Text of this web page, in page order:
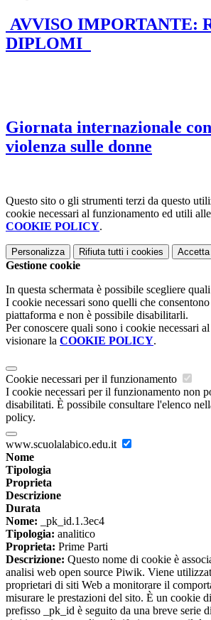
AVVISO IMPORTANTE:
DIPLOMI
Giornata internazionale
violenza sulle donne
Questo sito o gli strumenti terzi da questo
cookie necessari al funzionamento ed utili
COOKIE POLICY.
Personalizza Rifiuta tutti i cookies
Gestione cookie
In questa schermata è possibile scegliere
I cookie necessari sono quelli che
piattaforma e non è possibile disabilitarli.
Per conoscere quali sono i cookie necessari
visionare la COOKIE POLICY.
Cookie necessari per il funzionamento
I cookie necessari per il funzionamento non
disabilitati. È possibile consultare l'elenco
policy.
www.scuolalabico.edu.it
Nome
Tipologia
Proprieta
Descrizione
Durata
Nome: _pk_id.1.3ec4
Tipologia: analitico
Proprieta: Prime Parti
Descrizione: Questo nome di cookie è
analisi web open source Piwik. Viene
proprietari di siti Web a monitorare il
misurare le prestazioni del sito. È un cookie
prefisso _pk_id è seguito da una breve serie